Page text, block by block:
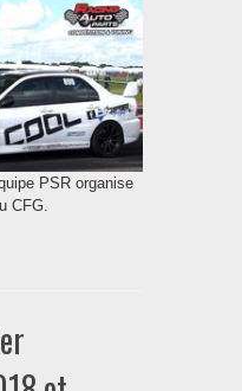
PSR organise
CFG.